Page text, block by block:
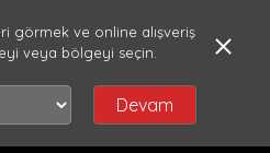
görmek ve online alışveriş
veya bölgeyi seçin.
Devam